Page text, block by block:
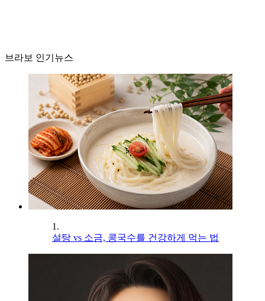
브라보 인기뉴스
1.
설탕 vs 소금, 콩국수를 건강하게 먹는 법